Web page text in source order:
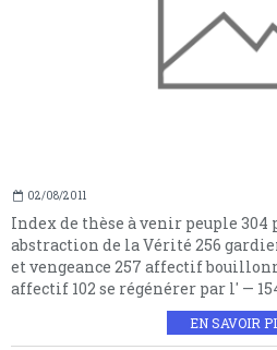
02/08/2011
Index de thèse à venir peuple 304
abstraction de la Vérité 256
et vengeance 257 affectif
affectif 102 se régénérer par l' —
EN SAVOIR